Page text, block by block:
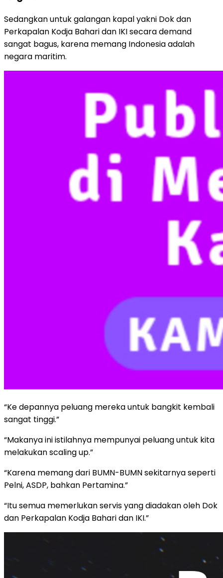
Sedangkan untuk galangan kapal yakni Dok dan
Perkapalan Kodja Bahari dan IKI secara demand
sangat bagus, karena memang Indonesia adalah
negara maritim.
“Ke depannya peluang mereka untuk bangkit kembali
sangat tinggi.”
“Makanya ini istilahnya mempunyai peluang untuk kita
melakukan scaling up.”
“Karena memang dari BUMN-BUMN sekitarnya seperti
Pelni, ASDP, bahkan Pertamina.”
“Itu semua memerlukan servis yang diadakan oleh Dok
dan Perkapalan Kodja Bahari dan IKI.”